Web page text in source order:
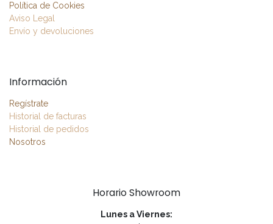
Política de Cookies
Aviso Legal
Envío y devoluciones
Información
Regístrate
Historial de facturas
Historial de pedidos
Nosotros
Horario Showroom
Lunes a Viernes: